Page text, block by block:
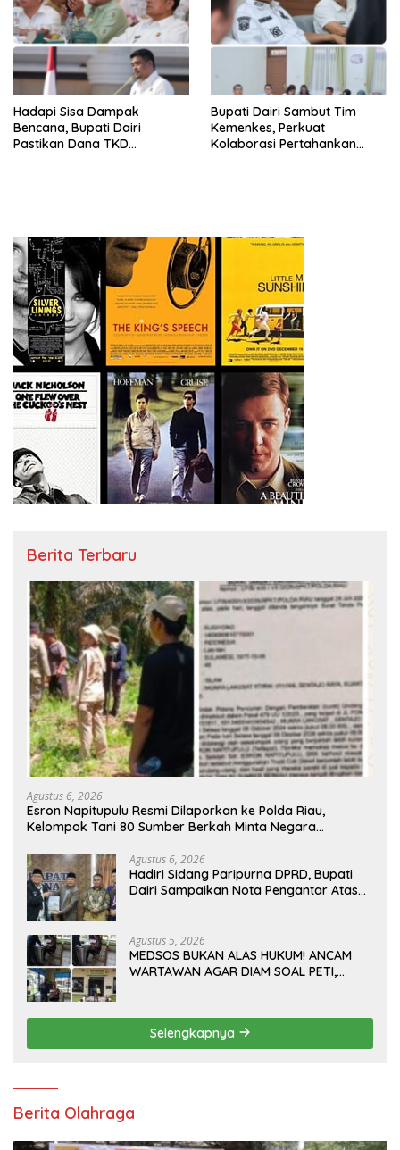
LUNTUR ZAMAN
Hadapi Sisa Dampak
Bencana, Bupati Dairi
Pastikan Dana TKD
Bupati Dairi Sambut Tim
Kemenkes, Perkuat
Kolaborasi Pertahankan
Berita Terbaru
Agustus 6, 2026
Esron Napitupulu Resmi Dilaporkan ke Polda Riau,
Kelompok Tani 80 Sumber Berkah Minta Negara
Agustus 6, 2026
Hadiri Sidang Paripurna DPRD, Bupati
Dairi Sampaikan Nota Pengantar Atas
Agustus 5, 2026
MEDSOS BUKAN ALAS HUKUM! ANCAM
WARTAWAN AGAR DIAM SOAL PETI,
Selengkapnya
Berita Olahraga